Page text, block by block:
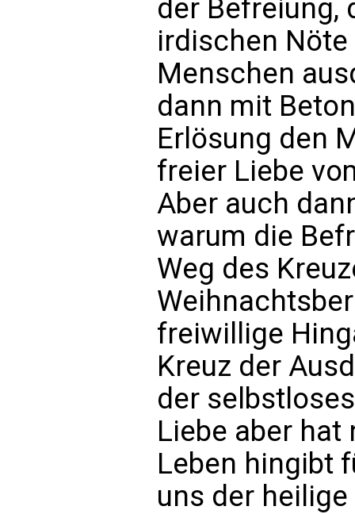
der Befreiung,
irdischen
Menschen
dann mit
Erlösung den
freier Liebe
Aber auch
warum die
Weg des
freiwillige
Kreuz der
der
Liebe aber hat
Leben hingibt
uns der